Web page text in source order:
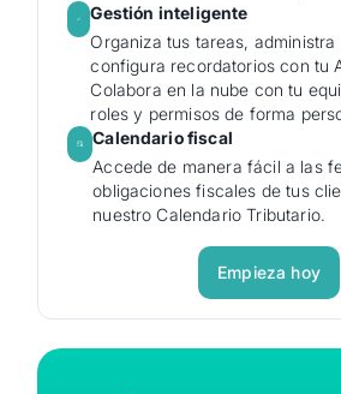
Gestión inteligente
Organiza tus tareas, administra
configura recordatorios con tu
Colabora en la nube con tu
roles y permisos de forma
Calendario fiscal
Accede de manera fácil a las
obligaciones fiscales de tus
nuestro Calendario Tributario.
Empieza hoy